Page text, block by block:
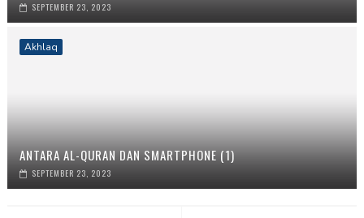
SEPTEMBER 23, 2023
Akhlaq
ANTARA AL-QURAN DAN SMARTPHONE (1)
SEPTEMBER 23, 2023